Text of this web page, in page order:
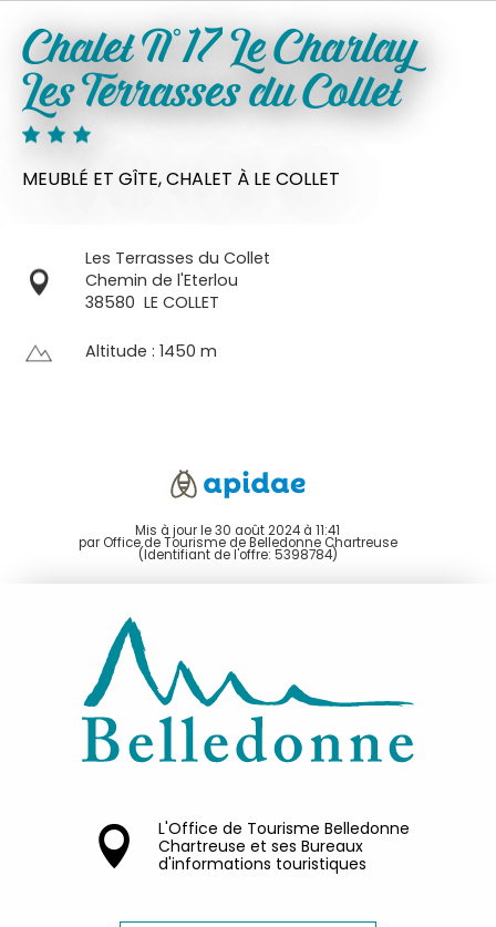
Chalet N°17 Le Charlay
Les Terrasses du Collet
MEUBLÉ ET GÎTE,CHALET À LE COLLET
Les Terrasses du Collet
Chemin de l'Eterlou
38580 LE COLLET
Altitude : 1450 m
Mis à jour le 30 août 2024 à 11:41
par Office de Tourisme de Belledonne Chartreuse
(Identifiant de l'offre: 5398784)
L'Office de Tourisme Belledonne
Chartreuse et ses Bureaux
d'informations touristiques